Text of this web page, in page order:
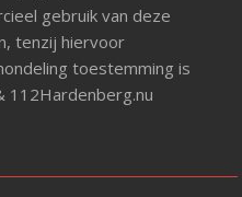
gebruik van deze
tenzij hiervoor
toestemming is
112Hardenberg.nu